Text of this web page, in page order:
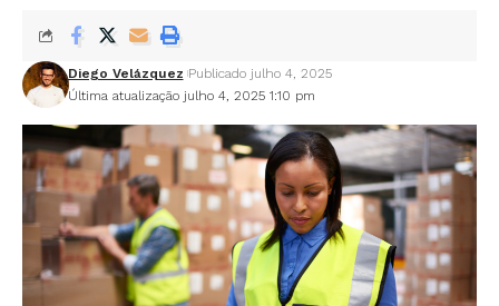
Última atualização julho 4, 2025 1:10 pm
Diego Velázquez Publicado julho 4, 2025